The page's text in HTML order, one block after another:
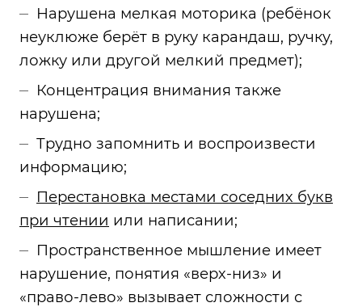
Нарушена мелкая моторика (ребёнок
неуклюже берёт в руку карандаш, ручку,
ложку или другой мелкий предмет);
Концентрация внимания также
нарушена;
Трудно запомнить и воспроизвести
информацию;
Перестановка местами соседних букв
при чтении или написании;
Пространственное мышление имеет
нарушение, понятия «верх-низ» и
«право-лево» вызывает сложности с